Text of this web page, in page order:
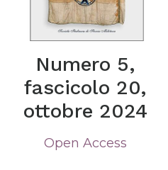
Numero 5,
fascicolo 20,
ottobre 2024
Open Access